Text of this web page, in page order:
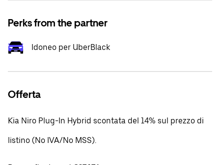
Perks from the partner
Idoneo per UberBlack
Offerta
Kia Niro Plug-In Hybrid scontata del 14% sul prezzo di
listino (No IVA/No MSS).